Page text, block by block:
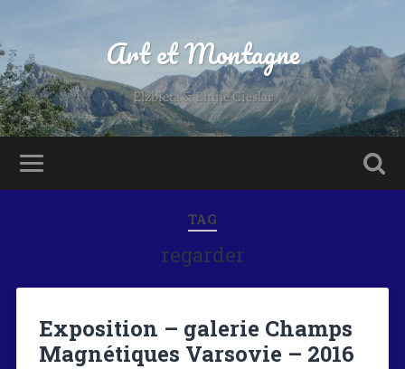
Art et Montagne
Elzbieta & Emile Cieslar
TAG
regarder
Exposition – galerie Champs
Magnétiques Varsovie – 2016